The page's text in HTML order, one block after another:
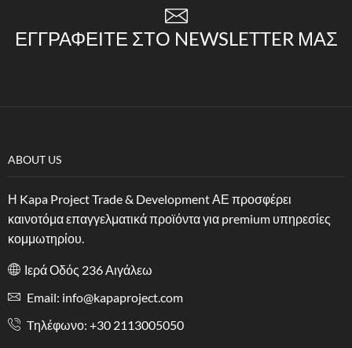
ΕΓΓΡΑΦΕΊΤΕ ΣΤΟ NEWSLETTER ΜΑΣ
ABOUT US
Η Kapa Project Trade & Development ΑΕ προσφέρει
καινοτόμα επαγγελματικά προϊόντα για premium υπηρεσίες
κομμωτηρίου.
Ιερά Οδός 236 Αιγάλεω
Email: info@kapaproject.com
Tηλέφωνο: +30 2113005050